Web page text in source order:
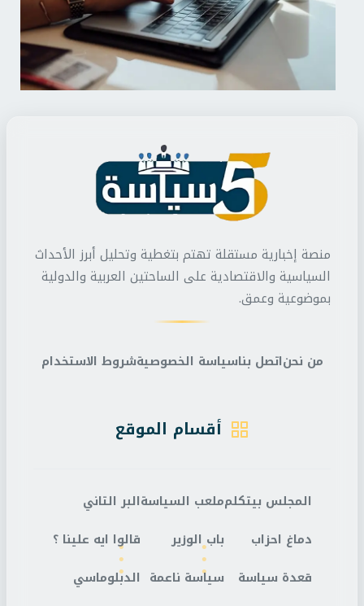
منصة إخبارية مستقلة تهتم بتغطية وتحليل أبرز الأحداث
السياسية والاقتصادية على الساحتين العربية والدولية
بموضوعية وعمق.
من نحناتصل بناسياسة الخصوصيةشروط الاستخدام
أقسام الموقع
المجلس بيتكلم
دماغ احزاب
قعدة سياسة
ملعب السياسة
باب الوزير
سياسة ناعمة
البر التاني
قالوا ايه علينا ؟
الدبلوماسي